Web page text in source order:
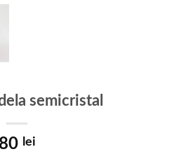
semicristal
80 lei